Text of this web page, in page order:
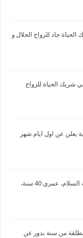
أبي شريك الحياة جاد للزواج الحلال و
شريك الحياة للزواج
يعلن عن اول ايام شهر
أنا شيخة من الكويت، من منطقة السلام، عمري 40 سنة،
من سنة بدور عن